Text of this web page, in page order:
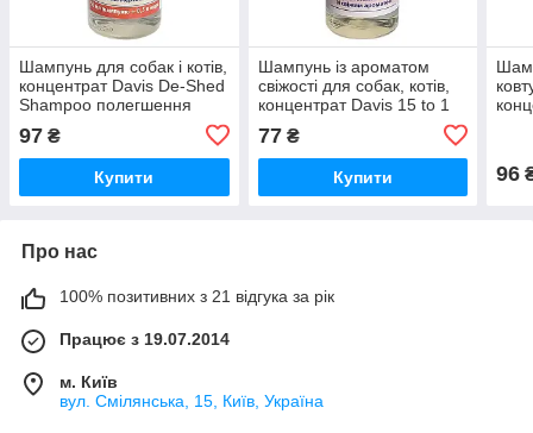
Шампунь для собак і котів,
концентрат Davis De-Shed
Shampoo полегшення
97 ₴
Купити
Шампунь із ароматом
свіжості для собак, котів,
концентрат Davis 15 to 1
Shampoo Fresh Fragrance
(FTOFSG)
77₴
Купити 96
Про нас
100% позитивних з 21 відгука за рік
Працює з 19.07.2014
м. Київ
вул. Смілянська, 15, Київ, Україна